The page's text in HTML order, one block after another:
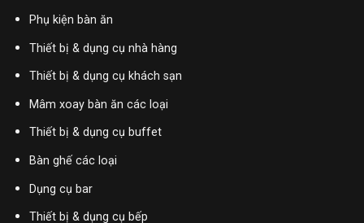
Phụ kiện bàn ăn
Thiết bị & dụng cụ nhà hàng
Thiết bị & dụng cụ khách sạn
Mâm xoay bàn ăn các loại
Thiết bị & dụng cụ buffet
Bàn ghế các loại
Dụng cụ bar
Thiết bị & dụng cụ bếp